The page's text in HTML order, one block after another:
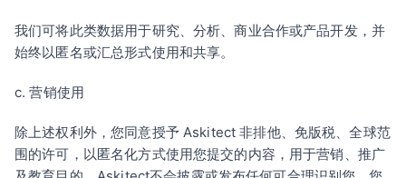
我们可将此类数据用于研究、分析、商业合作或产品开发，并
始终以匿名或汇总形式使用和共享。
c. 营销使用
除上述权利外，您同意授予 Askitect 非排他、免版税、全球范
围的许可，以匿名化方式使用您提交的内容，用于营销、推广